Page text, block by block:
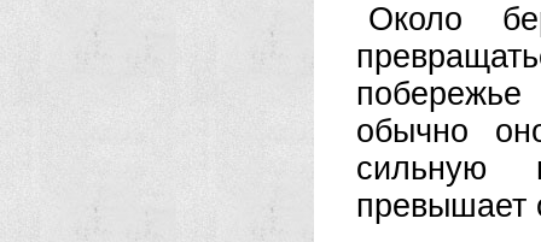
Около
обычно
сильную
превышает